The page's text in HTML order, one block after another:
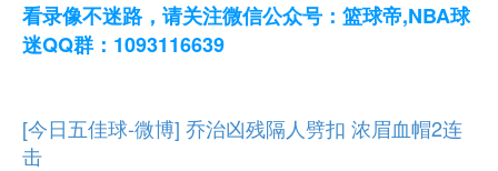
看录像不迷路，请关注微信公众号：篮球帝,NBA球
迷QQ群：1093116639
[今日五佳球-微博] 乔治凶残隔人劈扣 浓眉血帽2连
击